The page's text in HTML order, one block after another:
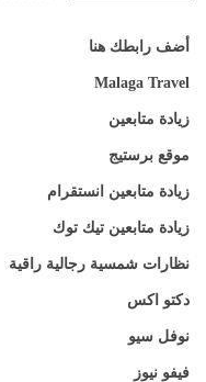
أضف رابطك هنا
Malaga Travel
زيادة متابعين
موقع برستيج
زيادة متابعين انستقرام
زيادة متابعين تيك توك
نظارات شمسية رجالية راقية
دكتو اكس
نوفل سيو
فيفو نيوز